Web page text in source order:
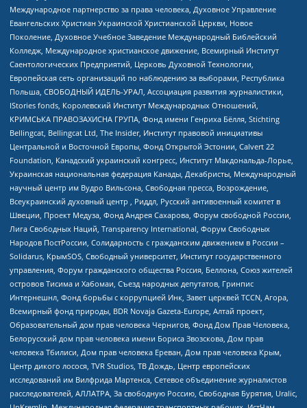
Международное партнерство за права человека, Духовное Управление
Евангельских Христиан Украинской Христианской Церкви, Новое
Поколение, Духовное Учебное Заведение Международный Библейский
Колледж, Международное христианское движение, Всемирный Институт
Саентологических Предприятий, Церковь Духовной Технологии,
Европейская сеть организаций по наблюдению за выборами, Республика
Польша, СВОБОДНЫЙ ИДЕЛЬ-УРАЛ, Ассоциация развития журналистики,
IStories fonds, Королевский Институт Международных Отношений,
КРИМСЬКА ПРАВОЗАХИСНА ГРУПА, Фонд имени Генриха Бёлля, Stichting
Bellingcat, Bellingcat Ltd, The Insider, Институт правовой инициативы
Центральной и Восточной Европы, Фонд Открытой Эстонии, Calvert 22
Foundation, Канадский украинский конгресс, Институт Макдональда-Лорье,
Украинская национальная федерация Канады, Декабристы, Международный
научный центр им Вудро Вильсона, Свободная пресса, Возрождение,
Всеукраинский духовный центр , Риддл, Русский антивоенный комитет в
Швеции, Проект Медуза, Фонд Андрея Сахарова, Форум свободной России,
Лига Свободных Наций, Transparеncy International, Форум Свободных
Народов ПостРоссии, Солидарность с гражданским движением в России –
Solidarus, КрымSOS, Свободный университет, Институт государственного
управления, Форум гражданского общества Россия, Беллона, Союз жителей
островов Тисима и Хабомаи, Съезд народных депутатов, Гринпис
Интернешнл, Фонд борьбы с коррупцией Инк, Завет церквей TCCN, Агора,
Всемирный фонд природы, BDR Novaja Gazeta-Europe, Алтай проект,
Образовательный дом прав человека Чернигов, Фонд Дом Прав Человека,
Белорусский дом прав человека имени Бориса Звозскова, Дом прав
человека Тбилиси, Дом прав человека Ереван, Дом прав человека Крым,
Центр дикого лосося, TVR Studios, ТВ Дождь, Центр европейских
исследований им Вилфрида Мартенса, Сетевое объединение журналистов
расследователей, АЛЛАТРА, За свободную Россию, Свободная Бурятия, Uralic,